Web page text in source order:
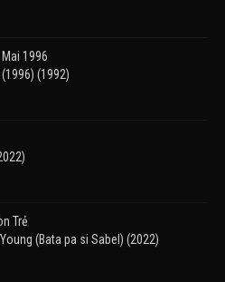
1996
(1992)
Trẻ
(Bata pa si Sabel) (2022)